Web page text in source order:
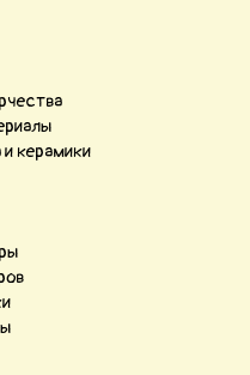
керамики